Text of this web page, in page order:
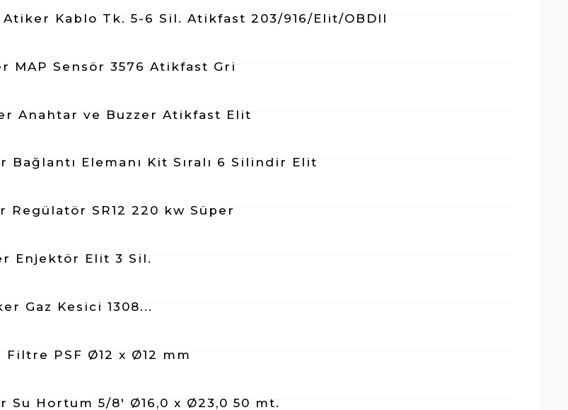
Atiker Kablo Tk. 5-6 Sil. Atikfast 203/916/Elit/OBDII
MAP Sensör 3576 Atikfast Gri
Anahtar ve Buzzer Atikfast Elit
Bağlantı Elemanı Kit Sıralı 6 Silindir Elit
Regülatör SR12 220 kw Süper
Enjektör Elit 3 Sil.
Gaz Kesici 1308...
PSF Ø12 x Ø12 mm
Su Hortum 5/8' Ø16,0 x Ø23,0 50 mt.